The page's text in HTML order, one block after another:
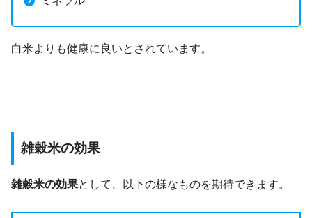
白米よりも健康に良いとされています。
雑穀米の効果
雑穀米の効果として、以下の様なものを期待できます。